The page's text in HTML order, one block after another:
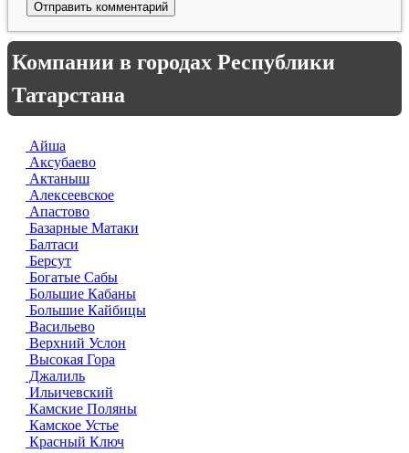
Компании в городах Республики
Татарстана
Айша
Аксубаево
Актаныш
Алексеевское
Апастово
Базарные Матаки
Балтаси
Берсут
Богатые Сабы
Большие Кабаны
Большие Кайбицы
Васильево
Верхний Услон
Высокая Гора
Джалиль
Ильичевский
Камские Поляны
Камское Устье
Красный Ключ